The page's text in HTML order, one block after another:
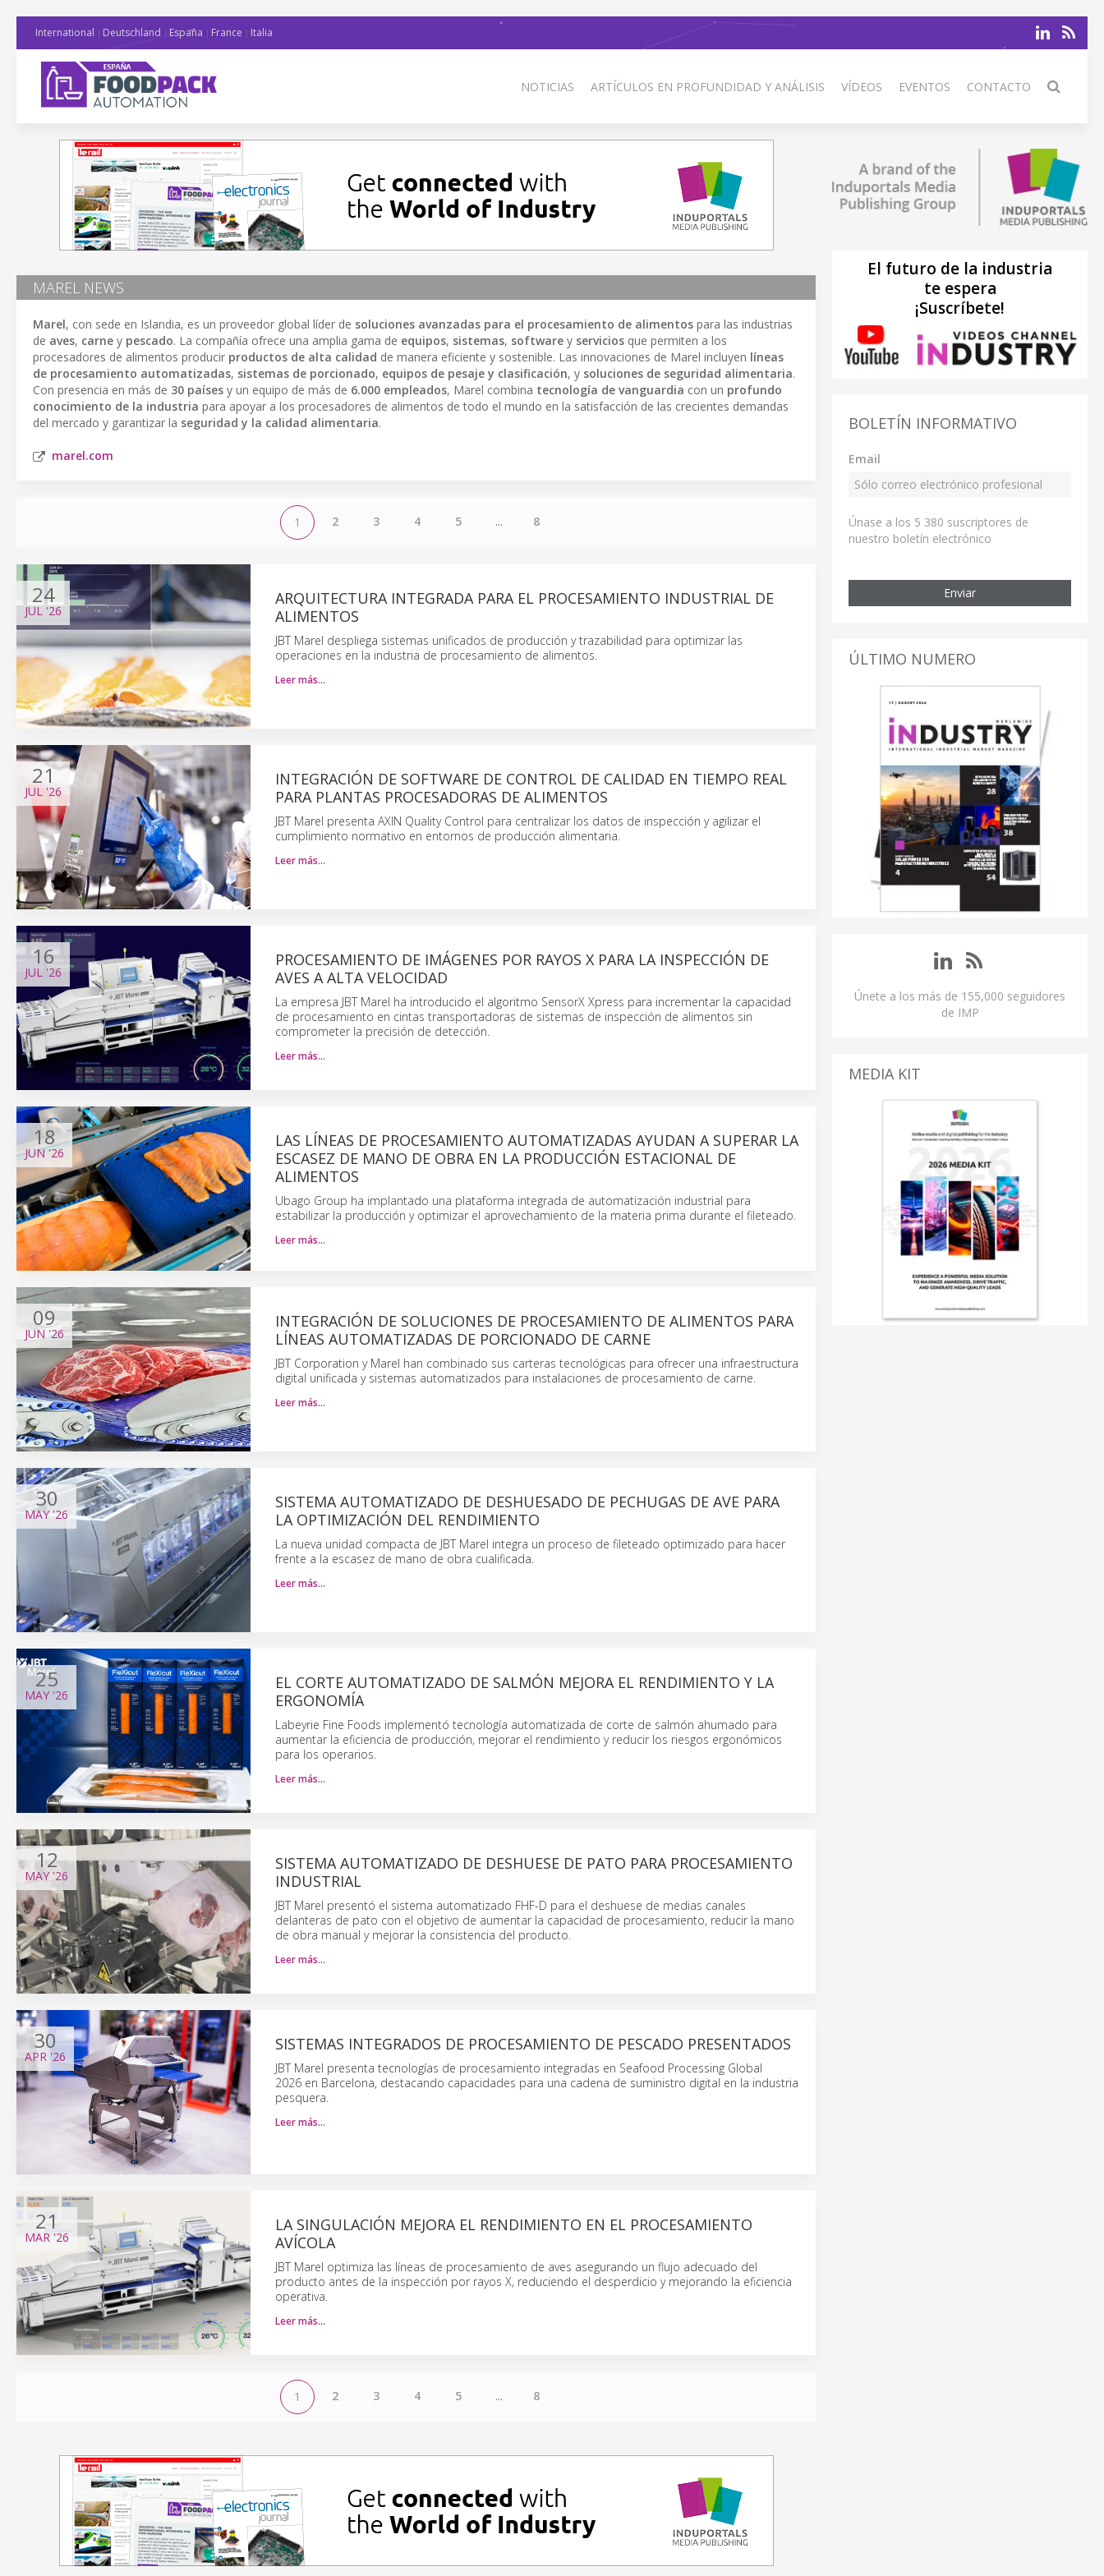
International Deutschland España France Italia
NOTICIAS ARTÍCULOS EN PROFUNDIDAD Y ANÁLISIS VÍDEOS EVENTOS CONTACTO
MAREL NEWS
Marel, con sede en Islandia, es un proveedor global líder de soluciones avanzadas para el procesamiento de alimentos para las industrias
de aves, carne y pescado. La compañía ofrece una amplia gama de equipos, sistemas, software y servicios que permiten a los
procesadores de alimentos producir productos de alta calidad de manera eficiente y sostenible. Las innovaciones de Marel incluyen líneas
de procesamiento automatizadas, sistemas de porcionado, equipos de pesaje y clasificación, y soluciones de seguridad alimentaria.
Con presencia en más de 30 países y un equipo de más de 6.000 empleados, Marel combina tecnología de vanguardia con un profundo
conocimiento de la industria para apoyar a los procesadores de alimentos de todo el mundo en la satisfacción de las crecientes demandas
del mercado y garantizar la seguridad y la calidad alimentaria.
marel.com
1 2 3 4 5 ... 8
24
JUL'26
ARQUITECTURA INTEGRADA PARA EL PROCESAMIENTO INDUSTRIAL DE
ALIMENTOS
JBT Marel despliega sistemas unificados de producción y trazabilidad para optimizar las
operaciones en la industria de procesamiento de alimentos.
Leer más…
21
JUL '26
INTEGRACIÓN DE SOFTWARE DE CONTROL DE CALIDAD EN TIEMPO REAL
PARA PLANTAS PROCESADORAS DE ALIMENTOS
JBT Marel presenta AXIN Quality Control para centralizar los datos de inspección y agilizar el
cumplimiento normativo en entornos de producción alimentaria.
Leer más…
16
JUL '26
PROCESAMIENTO DE IMÁGENES POR RAYOS X PARA LA INSPECCIÓN DE
AVES A ALTA VELOCIDAD
La empresa JBT Marel ha introducido el algoritmo SensorX Xpress para incrementar la capacidad
de procesamiento en cintas transportadoras de sistemas de inspección de alimentos sin
comprometer la precisión de detección.
Leer más…
18
JUN'26
LAS LÍNEAS DE PROCESAMIENTO AUTOMATIZADAS AYUDAN A SUPERAR LA
ESCASEZ DE MANO DE OBRA EN LA PRODUCCIÓN ESTACIONAL DE
ALIMENTOS
Ubago Group ha implantado una plataforma integrada de automatización industrial para
estabilizar la producción y optimizar el aprovechamiento de la materia prima durante el fileteado.
Leer más…
09
JUN '26
INTEGRACIÓN DE SOLUCIONES DE PROCESAMIENTO DE ALIMENTOS PARA
LÍNEAS AUTOMATIZADAS DE PORCIONADO DE CARNE
JBT Corporation y Marel han combinado sus carteras tecnológicas para ofrecer una infraestructura
digital unificada y sistemas automatizados para instalaciones de procesamiento de carne.
Leer más…
30
MAY'26
SISTEMA AUTOMATIZADO DE DESHUESADO DE PECHUGAS DE AVE PARA
LA OPTIMIZACIÓN DEL RENDIMIENTO
La nueva unidad compacta de JBT Marel integra un proceso de fileteado optimizado para hacer
frente a la escasez de mano de obra cualificada.
Leer más…
25
MAY '26
EL CORTE AUTOMATIZADO DE SALMÓN MEJORA EL RENDIMIENTO Y LA
ERGONOMÍA
Labeyrie Fine Foods implementó tecnología automatizada de corte de salmón ahumado para
aumentar la eficiencia de producción, mejorar el rendimiento y reducir los riesgos ergonómicos
para los operarios.
Leer más…
12
MAY'26
SISTEMA AUTOMATIZADO DE DESHUESE DE PATO PARA PROCESAMIENTO
INDUSTRIAL
JBT Marel presentó el sistema automatizado FHF-D para el deshuese de medias canales
delanteras de pato con el objetivo de aumentar la capacidad de procesamiento, reducir la mano
de obra manual y mejorar la consistencia del producto.
Leer más…
30
APR '26
SISTEMAS INTEGRADOS DE PROCESAMIENTO DE PESCADO PRESENTADOS
JBT Marel presenta tecnologías de procesamiento integradas en Seafood Processing Global
2026 en Barcelona, destacando capacidades para una cadena de suministro digital en la industria
pesquera.
Leer más…
21
MAR '26
LA SINGULACIÓN MEJORA EL RENDIMIENTO EN EL PROCESAMIENTO
AVÍCOLA
JBT Marel optimiza las líneas de procesamiento de aves asegurando un flujo adecuado del
producto antes de la inspección por rayos X, reduciendo el desperdicio y mejorando la eficiencia
operativa.
Leer más…
1 2 3 4 5 ... 8
El futuro de la industria
te espera
¡Suscríbete!
BOLETÍN INFORMATIVO
Email
Únase a los 5 380 suscriptores de
nuestro boletín electrónico
Enviar
ÚLTIMO NUMERO
Únete a los más de 155,000 seguidores
de IMP
MEDIA KIT